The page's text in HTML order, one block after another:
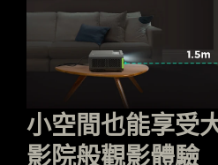
小空間也能享受
影院般觀影體驗